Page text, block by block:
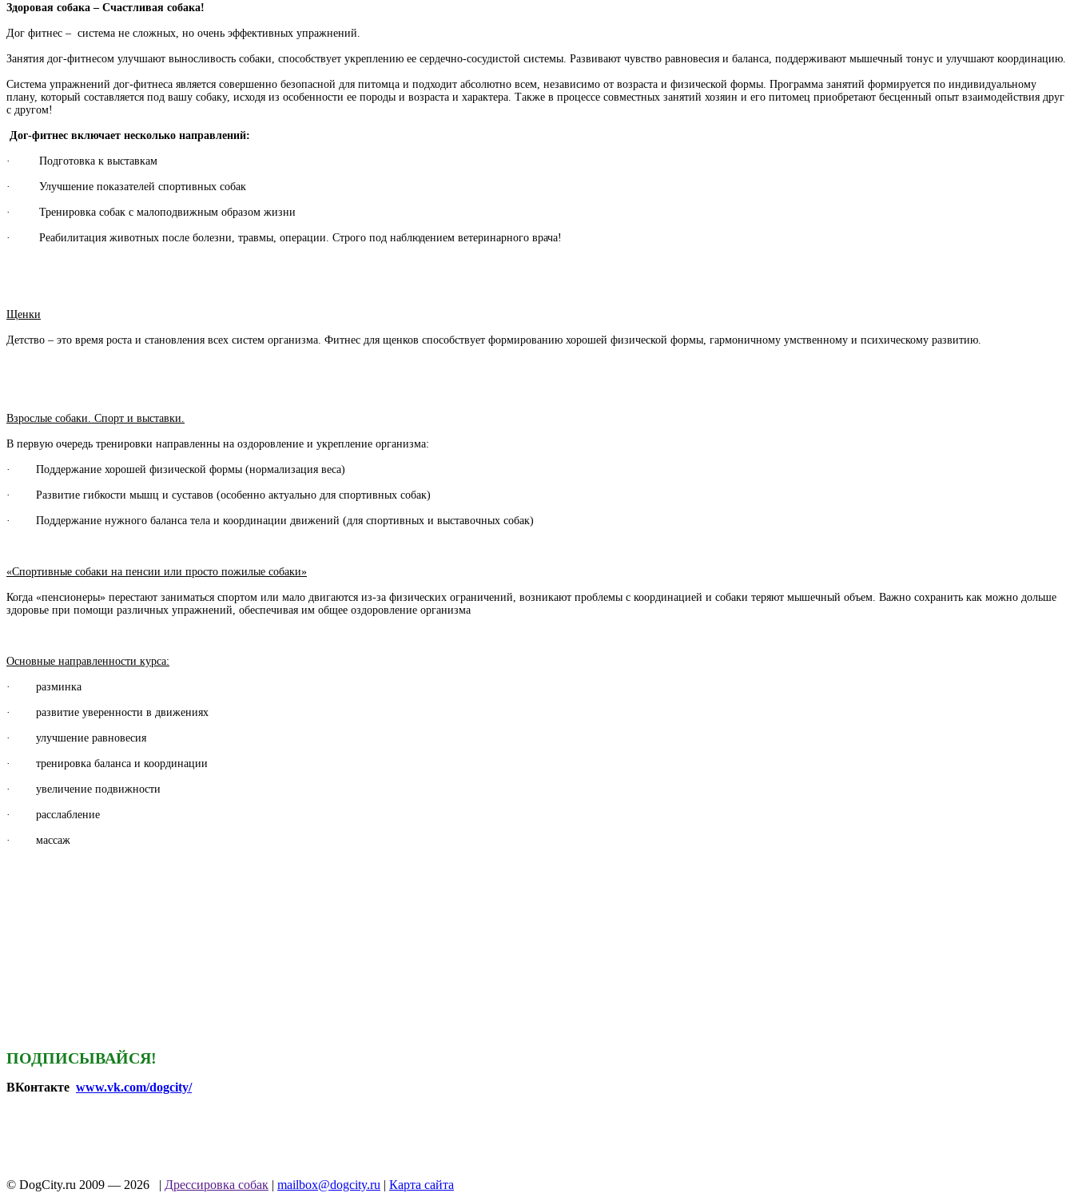
Здоровая собака – Счастливая собака!
Дог фитнес – система не сложных, но очень эффективных упражнений.
Занятия дог-фитнесом улучшают выносливость собаки, способствует укреплению ее сердечно-сосудистой системы. Развивают чувство равновесия и баланса, поддерживают мышечный тонус и улучшают координацию.
Система упражнений дог-фитнеса является совершенно безопасной для питомца и подходит абсолютно всем, независимо от возраста и физической формы. Программа занятий формируется по индивидуальному
плану, который составляется под вашу собаку, исходя из особенности ее породы и возраста и характера. Также в процессе совместных занятий хозяин и его питомец приобретают бесценный опыт взаимодействия друг
с другом!
Дог-фитнес включает несколько направлений:
· Подготовка к выставкам
· Улучшение показателей спортивных собак
· Тренировка собак с малоподвижным образом жизни
· Реабилитация животных после болезни, травмы, операции. Строго под наблюдением ветеринарного врача!
Щенки
Детство – это время роста и становления всех систем организма. Фитнес для щенков способствует формированию хорошей физической формы, гармоничному умственному и психическому развитию.
Взрослые собаки. Спорт и выставки.
В первую очередь тренировки направленны на оздоровление и укрепление организма:
· Поддержание хорошей физической формы (нормализация веса)
· Развитие гибкости мышц и суставов (особенно актуально для спортивных собак)
· Поддержание нужного баланса тела и координации движений (для спортивных и выставочных собак)
«Спортивные собаки на пенсии или просто пожилые собаки»
Когда «пенсионеры» перестают заниматься спортом или мало двигаются из-за физических ограничений, возникают проблемы с координацией и собаки теряют мышечный объем. Важно сохранить как можно дольше
здоровье при помощи различных упражнений, обеспечивая им общее оздоровление организма
Основные направленности курса:
· разминка
· развитие уверенности в движениях
· улучшение равновесия
· тренировка баланса и координации
· увеличение подвижности
· расслабление
· массаж
ПОДПИСЫВАЙСЯ!
ВКонтакте www.vk.com/dogcity/
© DogCity.ru 2009 — 2026 | Дрессировка собак | mailbox@dogcity.ru | Карта сайта